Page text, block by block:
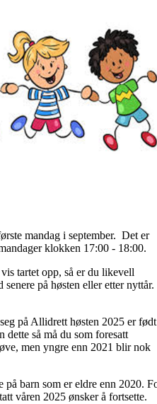
mandag i september. Det er
klokken 17:00 - 18:00.
tartet opp, så er du likevell
på høsten eller etter nyttår.
på Allidrett høsten 2025 er
dette så må du som foresatt
men yngre enn 2021 blir nok
på barn som er eldre enn 2020.
våren 2025 ønsker å fortsette.